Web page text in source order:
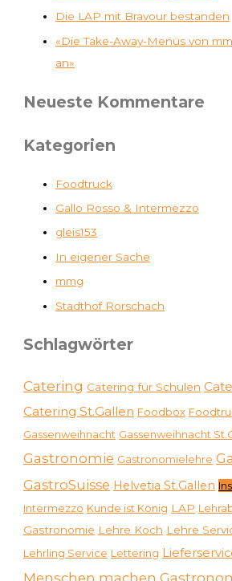
Die LAP mit Bravour bestanden
«Die Take-Away-Menüs von
an»
Neueste Kommentare
Kategorien
Foodtruck
Gallo Rosso & Intermezzo
gleis153
In eigener Sache
mmg
Stadthof Rorschach
Schlagwörter
Catering Catering für Schulen
Catering St.Gallen Foodbox
Gassenweihnacht Gassenweihnacht
Gastronomie Gastronomielehre
GastroSuisse Helvetia St.Gallen
Intermezzo Kunde ist König LAP
Gastronomie Lehre Koch Lehre
Lehrling Service Lettering